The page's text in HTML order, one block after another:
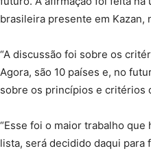
brasileira presente em Kazan,
“A discussão foi sobre os
Agora, são 10 países e, no
sobre os princípios e critérios
“Esse foi o maior trabalho
lista, será decidido daqui para